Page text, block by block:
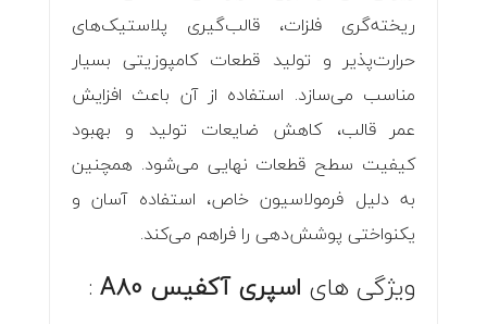
ریخته‌گری فلزات، قالب‌گیری پلاستیک‌های
حرارت‌پذیر و تولید قطعات کامپوزیتی بسیار
مناسب می‌سازد. استفاده از آن باعث افزایش
عمر قالب، کاهش ضایعات تولید و بهبود
کیفیت سطح قطعات نهایی می‌شود. همچنین
به دلیل فرمولاسیون خاص، استفاده آسان و
یکنواختی پوشش‌دهی را فراهم می‌کند.
ویژگی های اسپری آکفیس A80 :